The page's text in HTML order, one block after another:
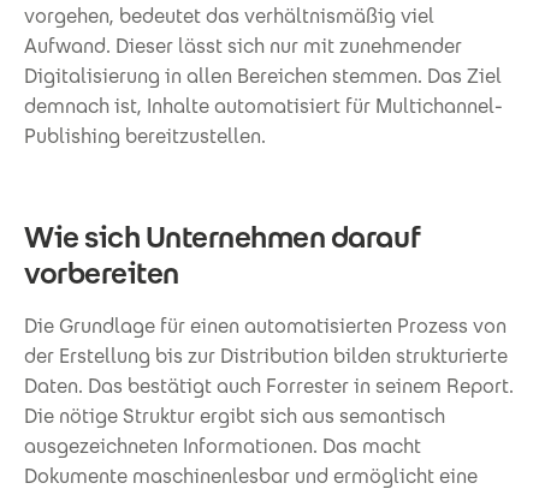
vorgehen, bedeutet das verhältnismäßig viel
Aufwand. Dieser lässt sich nur mit zunehmender
Digitalisierung in allen Bereichen stemmen. Das Ziel
demnach ist, Inhalte automatisiert für Multichannel-
Publishing bereitzustellen.
Wie sich Unternehmen darauf
vorbereiten
Die Grundlage für einen automatisierten Prozess von
der Erstellung bis zur Distribution bilden strukturierte
Daten. Das bestätigt auch Forrester in seinem Report.
Die nötige Struktur ergibt sich aus semantisch
ausgezeichneten Informationen. Das macht
Dokumente maschinenlesbar und ermöglicht eine